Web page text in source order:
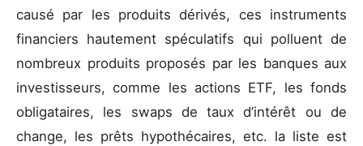
causé par les produits dérivés, ces instruments
financiers hautement spéculatifs qui polluent de
nombreux produits proposés par les banques aux
investisseurs, comme les actions ETF, les fonds
obligataires, les swaps de taux d’intérêt ou de
change, les prêts hypothécaires, etc. la liste est